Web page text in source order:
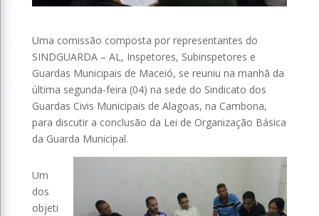
Uma comissão composta por representantes do
SINDGUARDA – AL, Inspetores, Subinspetores e
Guardas Municipais de Maceió, se reuniu na manhã da
última segunda-feira (04) na sede do Sindicato dos
Guardas Civis Municipais de Alagoas, na Cambona,
para discutir a conclusão da Lei de Organização Básica
da Guarda Municipal.
Um
dos
objeti